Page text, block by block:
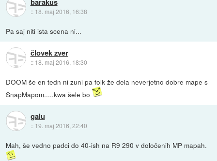
:: 18. maj 2016, 16:38
Pa saj niti ista scena ni...
človek zver
:: 18. maj 2016, 18:30
DOOM še en tedn ni zuni pa folk že dela neverjetno dobre mape s
SnapMapom.....kwa šele bo
galu
:: 19. maj 2016, 22:40
Mah, še vedno padci do 40-ish na R9 290 v določenih MP mapah.